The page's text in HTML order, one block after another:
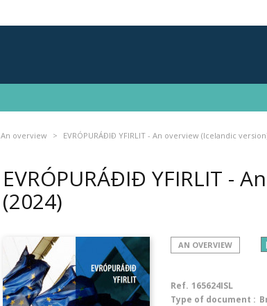
An overview EVRÓPURÁÐIÐ YFIRLIT - An overview (Icelandic
EVRÓPURÁÐIÐ YFIRLIT -
(2024)
AN OVERVIEW
Ref. 165624ISL
Type of document :